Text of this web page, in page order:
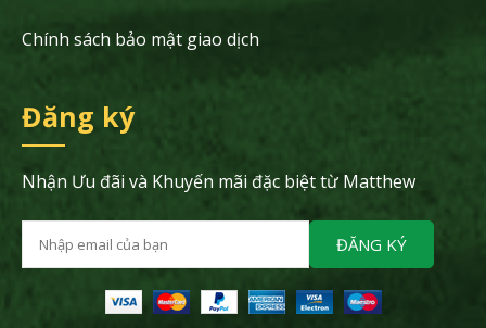
Chính sách bảo mật giao dịch
Đăng ký
Nhận Ưu đãi và Khuyến mãi đặc biệt từ Matthew
ĐĂNG KÝ